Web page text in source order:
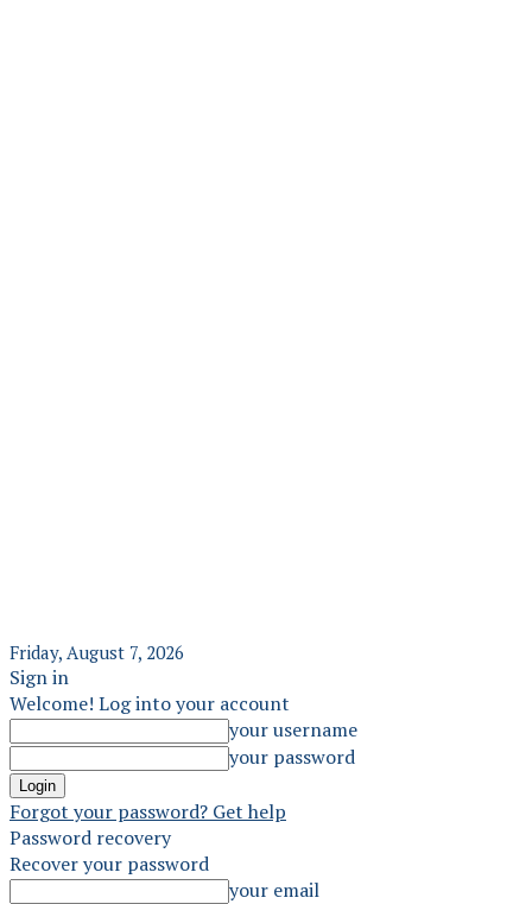
Friday, August 7, 2026
Sign in
Welcome! Log into your account
your username
your password
Forgot your password? Get help
Password recovery
Recover your password
your email